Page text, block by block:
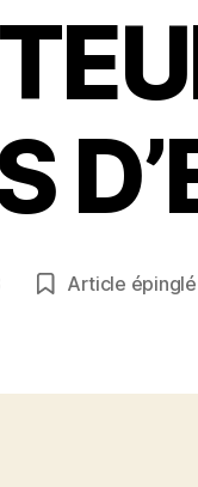
Article épinglé